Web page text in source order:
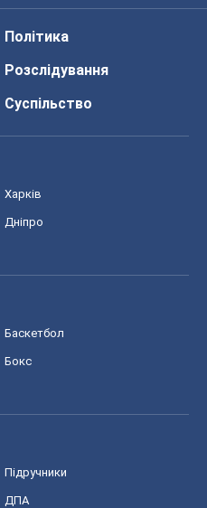
Політика
Розслідування
Суспільство
Харків
Дніпро
Баскетбол
Бокс
Підручники
ДПА